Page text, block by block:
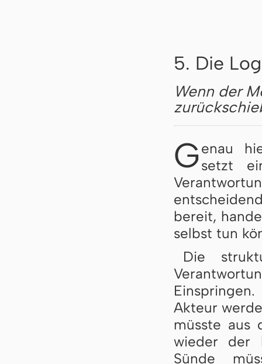
5. Die
Wenn der
Genau
setzt
bereit,
selbst tun
Die
Akteur
müsste aus
wieder der
Sünde